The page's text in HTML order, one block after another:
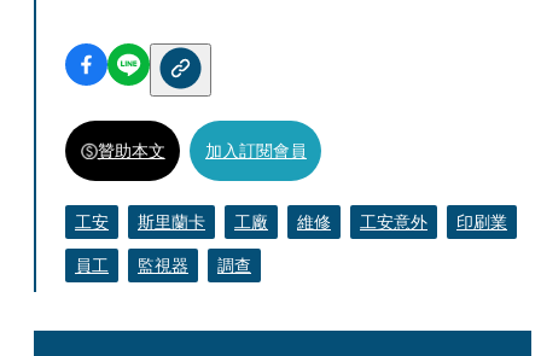
贊助本文 加入訂閱會員
工安 斯里蘭卡 工廠 維修 工安意外
印刷業
員工
監視器 調查